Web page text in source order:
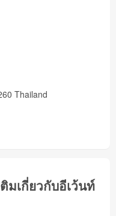
Thailand
มเกี่ยวกับอีเว้นท์